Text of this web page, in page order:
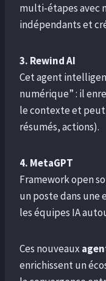
multi-étapes avec
indépendants et
3. Rewind AI
Cet agent
numérique” : il
le contexte et
résumés, actions).
4. MetaGPT
Framework open
un poste dans
les équipes IA
Ces nouveaux
enrichissent un